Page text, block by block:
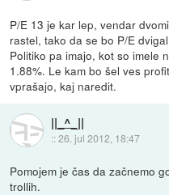
P/E 13 je kar lep, vendar
rastel, tako da se bo P/E
Politiko pa imajo, kot so imele
1.88%. Le kam bo šel ves
vprašajo, kaj naredit.
||_^_||
::26. jul 2012, 18:47
Pomojem je čas da začnemo
trollih.